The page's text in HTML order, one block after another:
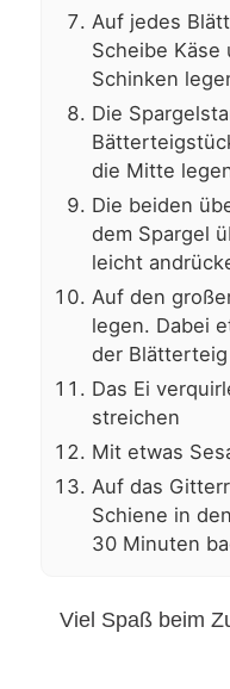
Auf jedes
Scheibe Käse
Schinken
Die
die Mitte
Die beiden
dem Spargel
leicht
Auf den
legen. Dabei
der
Das Ei
streichen
Mit etwas
Auf das
Schiene in
30 Minuten
Viel Spaß beim